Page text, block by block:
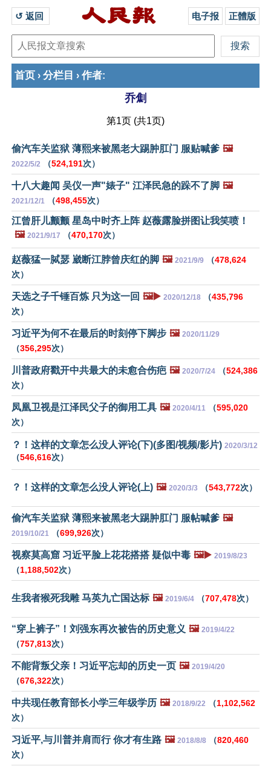
↺ 返回 电子报 正體版
首页 › 分栏目 › 作者:
乔劁
第1页 (共1页)
偷汽车关监狱 薄熙来被黑老大踢肿肛门 服贴喊爹 🖼️
2022/5/2 （524,191次）
十八大趣闻 吴仪一声"婊子" 江泽民急的跺不了脚 🖼️
2021/12/1 （498,455次）
江曾肝儿颤颤 星岛中时齐上阵 赵薇露脸拼图让我笑喷！
🖼️ 2021/9/17 （470,170次）
赵薇猛一脦瑟 崴断江脖曾庆红的脚 🖼️ 2021/9/9 （478,624
次）
天选之子千锤百炼 只为这一回 🖼️▶️ 2020/12/18 （435,796
次）
习近平为何不在最后的时刻停下脚步 🖼️ 2020/11/29
（356,295次）
川普政府戳开中共最大的未愈合伤疤 🖼️ 2020/7/24 （524,386
次）
凤凰卫视是江泽民父子的御用工具 🖼️ 2020/4/11 （595,020
次）
？！这样的文章怎么没人评论(下)(多图/视频/影片) 2020/3/12
（546,616次）
？！这样的文章怎么没人评论(上) 🖼️ 2020/3/3 （543,772次）
偷汽车关监狱 薄熙来被黑老大踢肿肛门 服帖喊爹 🖼️
2019/10/21 （699,926次）
视察莫高窟 习近平脸上花花搭搭 疑似中毒 🖼️▶️ 2019/8/23
（1,188,502次）
生我者猴死我雕 马英九亡国达标 🖼️ 2019/6/4 （707,478次）
“穿上裤子”！刘强东再次被告的历史意义 🖼️ 2019/4/22
（757,813次）
不能背叛父亲！习近平忘却的历史一页 🖼️ 2019/4/20
（676,322次）
中共现任教育部长小学三年级学历 🖼️ 2018/9/22 （1,102,562
次）
习近平,与川普并肩而行 你才有生路 🖼️ 2018/8/8 （820,460
次）